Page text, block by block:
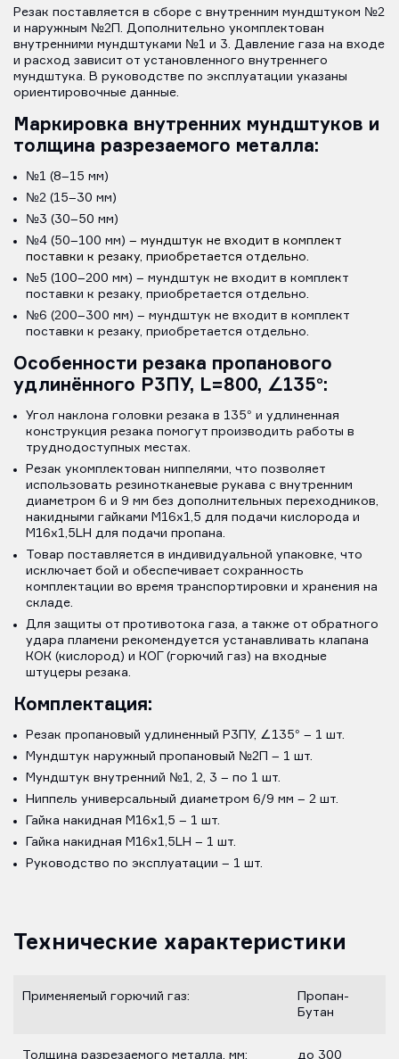
Резак поставляется в сборе с внутренним мундштуком №2
и наружным №2П. Дополнительно укомплектован
внутренними мундштуками №1 и 3. Давление газа на входе
и расход зависит от установленного внутреннего
мундштука. В руководстве по эксплуатации указаны
ориентировочные данные.
Маркировка внутренних мундштуков и
толщина разрезаемого металла:
№1 (8–15 мм)
№2 (15–30 мм)
№3 (30–50 мм)
№4 (50–100 мм) – мундштук не входит в комплект
поставки к резаку, приобретается отдельно.
№5 (100–200 мм) – мундштук не входит в комплект
поставки к резаку, приобретается отдельно.
№6 (200–300 мм) – мундштук не входит в комплект
поставки к резаку, приобретается отдельно.
Особенности резака пропанового
удлинённого Р3ПУ, L=800, ∠135°:
Угол наклона головки резака в 135° и удлиненная
конструкция резака помогут производить работы в
труднодоступных местах.
Резак укомплектован ниппелями, что позволяет
использовать резинотканевые рукава с внутренним
диаметром 6 и 9 мм без дополнительных переходников,
накидными гайками M16х1,5 для подачи кислорода и
M16х1,5LH для подачи пропана.
Товар поставляется в индивидуальной упаковке, что
исключает бой и обеспечивает сохранность
комплектации во время транспортировки и хранения на
складе.
Для защиты от противотока газа, а также от обратного
удара пламени рекомендуется устанавливать клапана
КОК (кислород) и КОГ (горючий газ) на входные
штуцеры резака.
Комплектация:
Резак пропановый удлиненный Р3ПУ, ∠135° – 1 шт.
Мундштук наружный пропановый №2П – 1 шт.
Мундштук внутренний №1, 2, 3 – по 1 шт.
Ниппель универсальный диаметром 6/9 мм – 2 шт.
Гайка накидная M16х1,5 – 1 шт.
Гайка накидная M16х1,5LH – 1 шт.
Руководство по эксплуатации – 1 шт.
Технические характеристики
Применяемый горючий газ:
Пропан-
Бутан
Толщина разрезаемого металла, мм: до 300